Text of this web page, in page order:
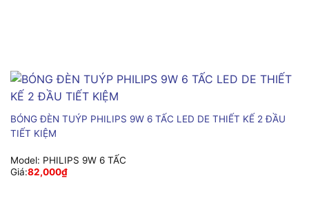
BÓNG ĐÈN TUÝP PHILIPS 9W 6 TẤC LED DE THIẾT KẾ 2 ĐẦU
TIẾT KIỆM
Model: PHILIPS 9W 6 TẤC
Giá:82,000₫